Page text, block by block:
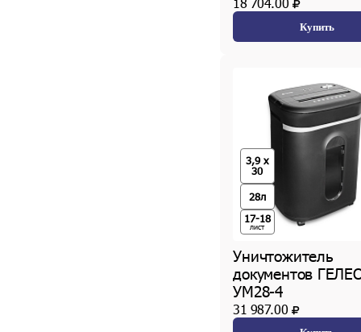
Купить
3,9 x
30
28л
17-18
лист
Уничтожитель
документов
УМ28-4
31 987.00